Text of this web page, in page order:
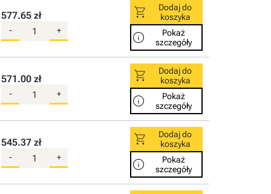
577.65 zł
- +
shopping_cart
Dodaj do
koszyka
info
Pokaż
szczegóły
571.00 zł
- +
shopping_cart
Dodaj do
koszyka
info
Pokaż
szczegóły
545.37 zł
- +
shopping_cart
Dodaj do
koszyka
info
Pokaż
szczegóły